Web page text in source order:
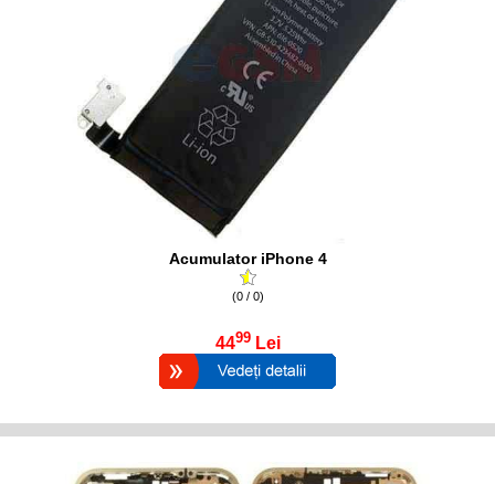
Acumulator iPhone 4
(0 / 0)
4499 Lei